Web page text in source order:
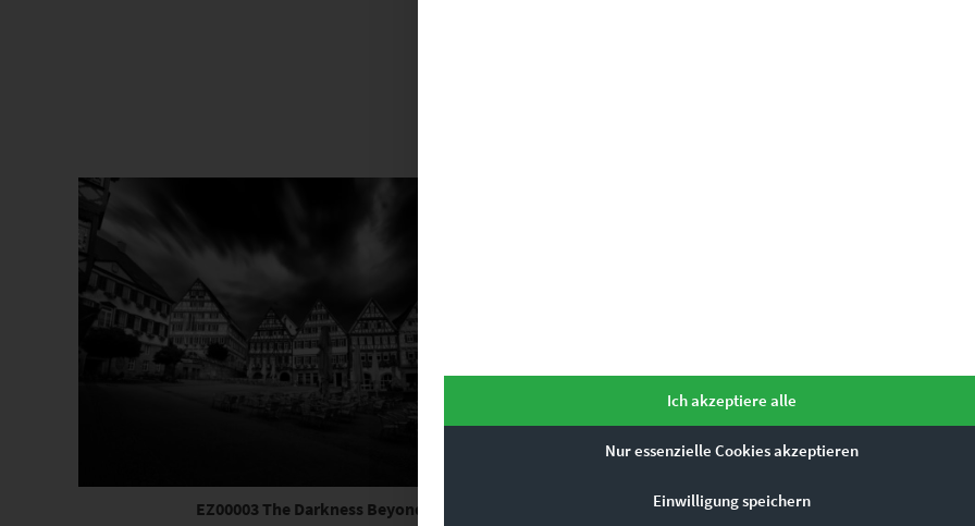
Dieses Produkt weist mehrere Varianten auf. Die Optionen können auf der Produktseite gewählt werden
EZ00003 The Darkness Beyond
Ich akzeptiere alle
Nur essenzielle Cookies akzeptieren
Einwilligung speichern